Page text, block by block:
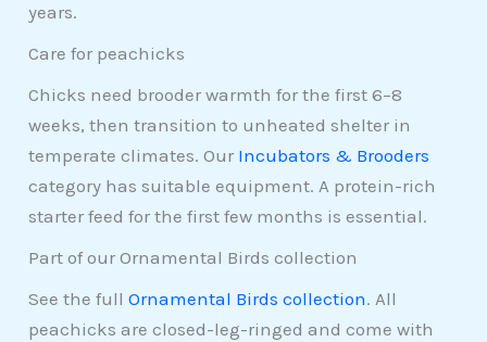
years.
Care for peachicks
Chicks need brooder warmth for the first 6–8
weeks, then transition to unheated shelter in
temperate climates. Our Incubators & Brooders
category has suitable equipment. A protein-rich
starter feed for the first few months is essential.
Part of our Ornamental Birds collection
See the fullOrnamental Birds collection. All
peachicks are closed-leg-ringed and come with